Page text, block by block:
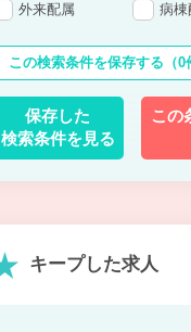
外来配属
病棟
この検索条件を保存する （
保存した
検索条件を見る
この
キープした求人